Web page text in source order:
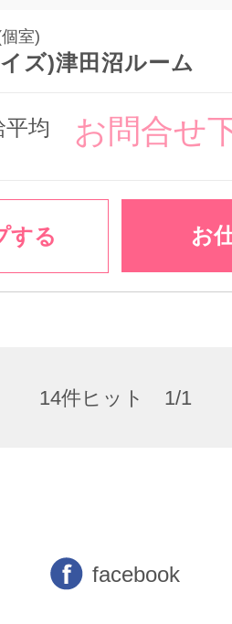
室)
ズ)津田沼ルーム
平均 お問合せ
する お
14件ヒット 1/1
facebook